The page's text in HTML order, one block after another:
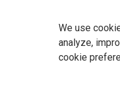
We use
analyze,
cookie